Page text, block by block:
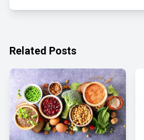
Related Posts